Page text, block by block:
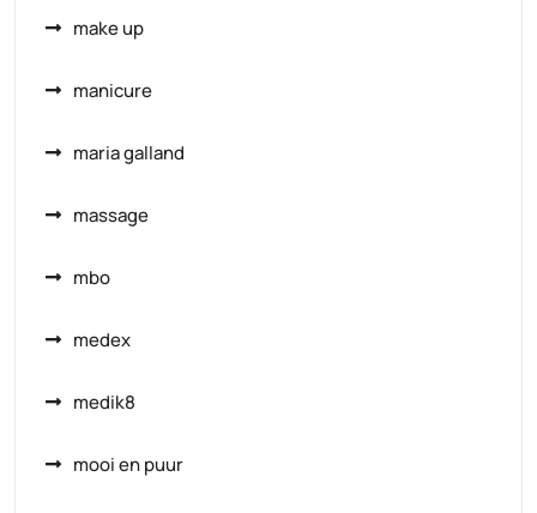
make up
manicure
maria galland
massage
mbo
medex
medik8
mooi en puur